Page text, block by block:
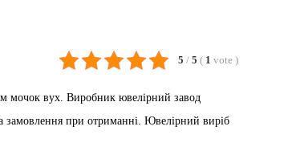
5 / 5 ( 1 vote )
мочок вух. Виробник ювелірний завод
замовлення при отриманні. Ювелірний виріб